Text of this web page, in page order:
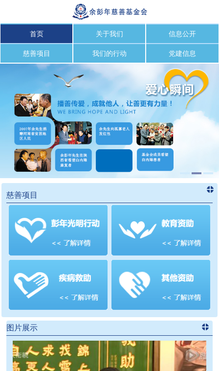
首页 关于我们 信息公开
慈善项目 我们的行动 党建信息
慈善项目
进入慈
>>
图片展示